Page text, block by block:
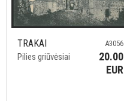
TRAKAI
Pilies griūvėsiai
A3056
20.00
EUR